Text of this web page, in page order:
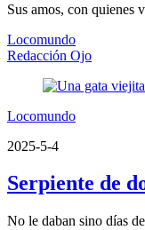
Sus amos, con quienes
Locomundo
Redacción Ojo
Locomundo
2025-5-4
Serpiente de
No le daban sino días